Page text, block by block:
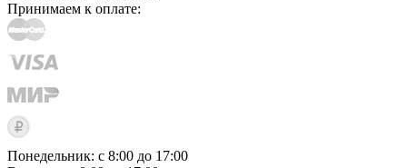
Принимаем к оплате:
Понедельник: с 8:00 до 17:00